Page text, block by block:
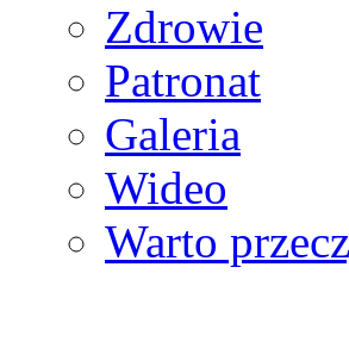
Zdrowie
Patronat
Galeria
Wideo
Warto